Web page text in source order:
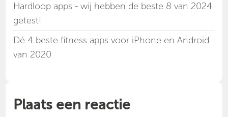
Hardloop apps - wij hebben de beste 8 van 2024
getest!
Dé 4 beste fitness apps voor iPhone en Android
van 2020
Plaats een reactie